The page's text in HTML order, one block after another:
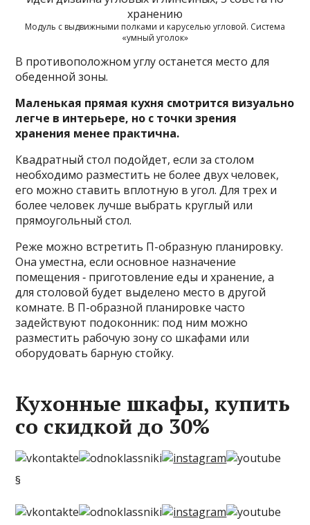
Модуль с выдвижными полками и каруселью угловой. Система
«умный уголок»
В противоположном углу останется место для
обеденной зоны.
Маленькая прямая кухня смотрится визуально
легче в интерьере, но с точки зрения
хранения менее практична.
Квадратный стол подойдет, если за столом
необходимо разместить не более двух человек,
его можно ставить вплотную в угол. Для трех и
более человек лучше выбрать круглый или
прямоугольный стол.
Реже можно встретить П-образную планировку.
Она уместна, если основное назначение
помещения ‑ приготовление еды и хранение, а
для столовой будет выделено место в другой
комнате. В П-образной планировке часто
задействуют подоконник: под ним можно
разместить рабочую зону со шкафами или
оборудовать барную стойку.
Кухонные шкафы, купить
со скидкой до 30%
§